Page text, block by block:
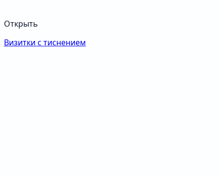
Открыть
Визитки с тиснением